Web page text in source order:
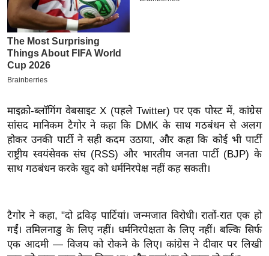
पे
प
र
मि
सा
बे
मि
सा
ल
य
त
यं
माइक्रो-ब्लॉगिंग वेबसाइट X (पहले Twitter) पर एक पोस्ट में, कांग्रेस
सांसद मानिकम टैगोर ने कहा कि DMK के साथ गठबंधन से अलग
होकर उनकी पार्टी ने सही कदम उठाया, और कहा कि कोई भी पार्टी
राष्ट्रीय स्वयंसेवक संघ (RSS) और भारतीय जनता पार्टी (BJP) के
साथ गठबंधन करके खुद को धर्मनिरपेक्ष नहीं कह सकती।
टैगोर ने कहा, "दो द्रविड़ पार्टियां। जन्मजात विरोधी। रातों-रात एक हो
गईं। तमिलनाडु के लिए नहीं। धर्मनिरपेक्षता के लिए नहीं। बल्कि सिर्फ
एक आदमी — विजय को रोकने के लिए। कांग्रेस ने दीवार पर लिखी